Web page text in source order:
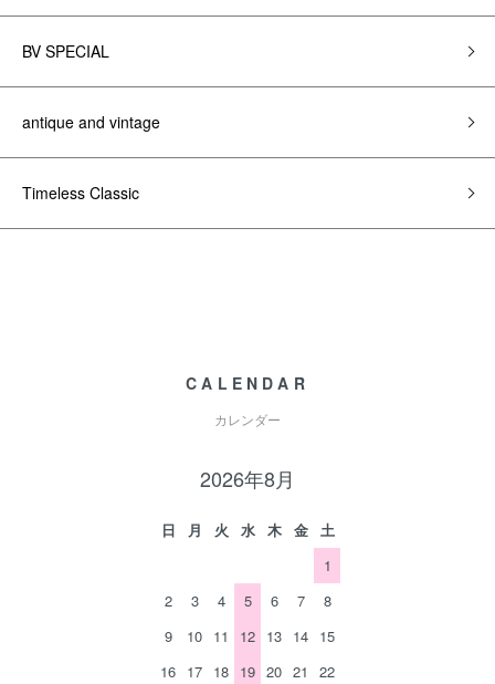
BV SPECIAL
antique and vintage
Timeless Classic
CALENDAR
カレンダー
2026年8月
日 月 火 水 木 金
土
1
2
3 4 5 6 7
8
9
10 11 12 13 14 15
16 17 18 19 20 21
22